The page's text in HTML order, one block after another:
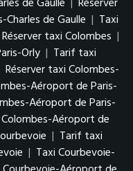
de Gaulle | Taxi
Réserver taxi Colombes |
Orly | Tarif taxi
Réserver taxi Colombes-
Aéroport de Paris-
Aéroport de Paris-
Aéroport de
| Tarif taxi
| Taxi Courbevoie-